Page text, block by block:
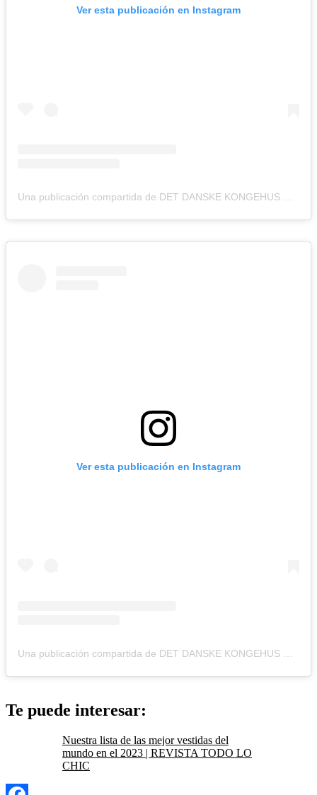
Ver esta publicación en Instagram
Una publicación compartida de DET DANSKE KONGEHUS 🇩🇰 (@detdanskekongehus)
Ver esta publicación en Instagram
Te puede interesar:
Nuestra lista de las mejor vestidas del
mundo en el 2023 | REVISTA TODO LO
CHIC